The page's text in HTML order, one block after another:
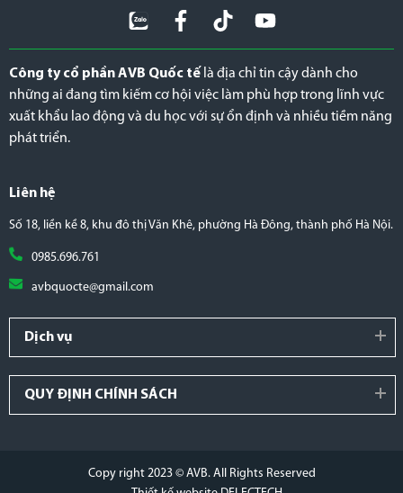
Công ty cổ phần AVB Quốc tế là địa chỉ tin cậy dành cho
những ai đang tìm kiếm cơ hội việc làm phù hợp trong lĩnh vực
xuất khẩu lao động và du học với sự ổn định và nhiều tiềm năng
phát triển.
Liên hệ
Số 18, liền kề 8, khu đô thị Văn Khê, phường Hà Đông, thành phố Hà Nội.
0985.696.761
avbquocte@gmail.com
Dịch vụ
QUY ĐỊNH CHÍNH SÁCH
Copy right 2023 © AVB. All Rights Reserved